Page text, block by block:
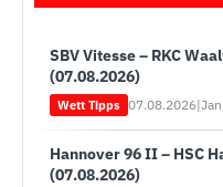
SBV Vitesse – RKC
(07.08.2026)
Wett Tipps 07.08.2026|
Hannover 96 II – HSC
(07.08.2026)